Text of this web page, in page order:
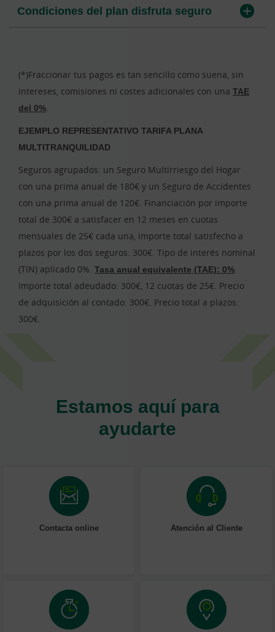
Condiciones del plan disfruta seguro
(*)Fraccionar tus pagos es tan sencillo como suena, sin
intereses, comisiones ni costes adicionales con una TAE
del 0%.
EJEMPLO REPRESENTATIVO TARIFA PLANA
MULTITRANQUILIDAD
Seguros agrupados: un Seguro Multirriesgo del Hogar
con una prima anual de 180€ y un Seguro de Accidentes
con una prima anual de 120€. Financiación por importe
total de 300€ a satisfacer en 12 meses en cuotas
mensuales de 25€ cada una, importe total satisfecho a
plazos por los dos seguros: 300€. Tipo de interés nominal
(TIN) aplicado 0%. Tasa anual equivalente (TAE): 0%.
Importe total adeudado: 300€, 12 cuotas de 25€. Precio
de adquisición al contado: 300€. Precio total a plazos:
300€.
Estamos aquí para
ayudarte
Contacta online Atención al Cliente